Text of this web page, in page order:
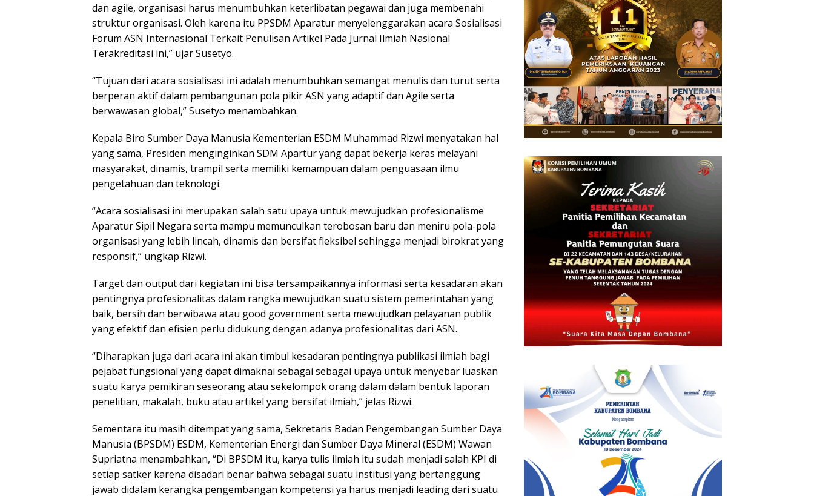
dan agile, organisasi harus menumbuhkan keterlibatan pegawai dan juga membenahi
struktur organisasi. Oleh karena itu PPSDM Aparatur menyelenggarakan acara Sosialisasi
Forum ASN Internasional Terkait Penulisan Artikel Pada Jurnal Ilmiah Nasional
Terakreditasi ini,” ujar Susetyo.
“Tujuan dari acara sosialisasi ini adalah menumbuhkan semangat menulis dan turut serta
berperan aktif dalam pembangunan pola pikir ASN yang adaptif dan Agile serta
berwawasan global,” Susetyo menambahkan.
Kepala Biro Sumber Daya Manusia Kementerian ESDM Muhammad Rizwi menyatakan hal
yang sama, Presiden menginginkan SDM Apartur yang dapat bekerja keras melayani
masyarakat, dinamis, trampil serta memiliki kemampuan dalam penguasaan ilmu
pengetahuan dan teknologi.
“Acara sosialisasi ini merupakan salah satu upaya untuk mewujudkan profesionalisme
Aparatur Sipil Negara serta mampu memunculkan terobosan baru dan meniru pola-pola
organisasi yang lebih lincah, dinamis dan bersifat fleksibel sehingga menjadi birokrat yang
responsif,” ungkap Rizwi.
Target dan output dari kegiatan ini bisa tersampaikannya informasi serta kesadaran akan
pentingnya profesionalitas dalam rangka mewujudkan suatu sistem pemerintahan yang
baik, bersih dan berwibawa atau good government serta mewujudkan pelayanan publik
yang efektif dan efisien perlu didukung dengan adanya profesionalitas dari ASN.
“Diharapkan juga dari acara ini akan timbul kesadaran pentingnya publikasi ilmiah bagi
pejabat fungsional yang dapat dimaknai sebagai sebagai upaya untuk menyebar luaskan
suatu karya pemikiran seseorang atau sekelompok orang dalam dalam bentuk laporan
penelitian, makalah, buku atau artikel yang bersifat ilmiah,” jelas Rizwi.
Sementara itu masih ditempat yang sama, Sekretaris Badan Pengembangan Sumber Daya
Manusia (BPSDM) ESDM, Kementerian Energi dan Sumber Daya Mineral (ESDM) Wawan
Supriatna menambahkan, “Di BPSDM itu, karya tulis ilmiah itu sudah menjadi salah KPI di
setiap satker karena disadari benar bahwa sebagai suatu institusi yang bertanggung
jawab didalam kerangka pengembangan kompetensi ya harus menjadi leading dari suatu